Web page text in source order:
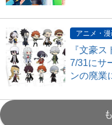
アニメ・
『文豪
7/31にサ
ンの廃業